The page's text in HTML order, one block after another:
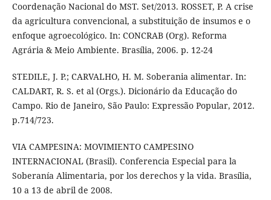
Coordenação Nacional do MST. Set/2013. ROSSET, P. A crise
da agricultura convencional, a substituição de insumos e o
enfoque agroecológico. In: CONCRAB (Org). Reforma
Agrária & Meio Ambiente. Brasília, 2006. p. 12-24
STEDILE, J. P.; CARVALHO, H. M. Soberania alimentar. In:
CALDART, R. S. et al (Orgs.). Dicionário da Educação do
Campo. Rio de Janeiro, São Paulo: Expressão Popular, 2012.
p.714/723.
VIA CAMPESINA: MOVIMIENTO CAMPESINO
INTERNACIONAL (Brasil). Conferencia Especial para la
Soberanía Alimentaria, por los derechos y la vida. Brasília,
10 a 13 de abril de 2008.